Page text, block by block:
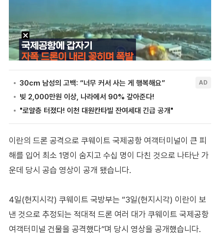
이란의 드론 공격으로 쿠웨이트 국제공항 여객터미널이 큰 피
해를 입어 최소 1명이 숨지고 수십 명이 다친 것으로 나타난 가
운데 당시 공습 영상이 공개 됐습니다.
4일(현지시각) 쿠웨이트 국방부는 “3일(현지시각) 이란이 보
낸 것으로 추정되는 적대적 드론 여러 대가 쿠웨이트 국제공항
여객터미널 건물을 공격했다”며 당시 영상을 공개했습니다.